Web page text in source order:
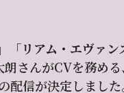
リアム・エヴァン
さんがCVを務め
配信が決定しました